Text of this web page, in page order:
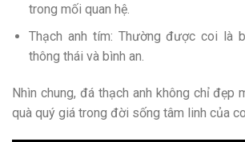
trong mối quan hệ.
Thạch anh tím: Thường được coi là
thông thái và bình an.
Nhìn chung, đá thạch anh không chỉ đẹp
quà quý giá trong đời sống tâm linh của